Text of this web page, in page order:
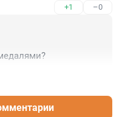
+1 –0